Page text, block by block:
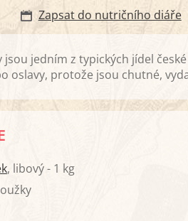
Zapsat do nutričního diáře
jsou jedním z typických jídel
oslavy, protože jsou chutné,
, libový - 1 kg